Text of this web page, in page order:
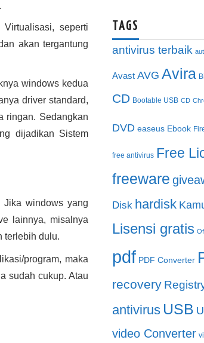
seperti
akan tergantung
windows kedua
driver standard,
ringan. Sedangkan
dijadikan Sistem
Jika windows yang
lainnya, misalnya
terlebih dulu.
program, maka
sudah cukup. Atau
TAGS
antivirus terbaik
Avast AVG Avira
CD Bootable USB CD
DVD easeus Ebook
free antivirus Free
freeware
Disk hardisk
Lisensi gratis
pdf PDF Converter
recovery
antivirus USB
video Converter